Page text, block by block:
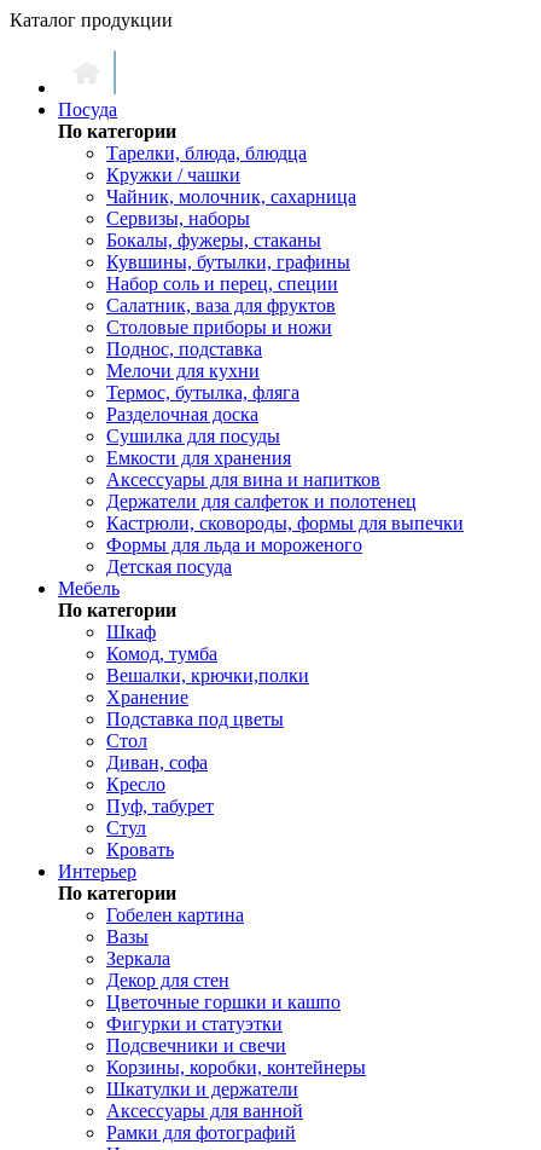
Каталог продукции
Посуда
По категории
Тарелки, блюда, блюдца
Кружки / чашки
Чайник, молочник, сахарница
Сервизы, наборы
Бокалы, фужеры, стаканы
Кувшины, бутылки, графины
Набор соль и перец, специи
Салатник, ваза для фруктов
Столовые приборы и ножи
Поднос, подставка
Мелочи для кухни
Термос, бутылка, фляга
Разделочная доска
Сушилка для посуды
Емкости для хранения
Аксессуары для вина и напитков
Держатели для салфеток и полотенец
Кастрюли, сковороды, формы для выпечки
Формы для льда и мороженого
Детская посуда
Мебель
По категории
Шкаф
Комод, тумба
Вешалки, крючки,полки
Хранение
Подставка под цветы
Стол
Диван, софа
Кресло
Пуф, табурет
Стул
Кровать
Интерьер
По категории
Гобелен картина
Вазы
Зеркала
Декор для стен
Цветочные горшки и кашпо
Фигурки и статуэтки
Подсвечники и свечи
Корзины, коробки, контейнеры
Шкатулки и держатели
Аксессуары для ванной
Рамки для фотографий